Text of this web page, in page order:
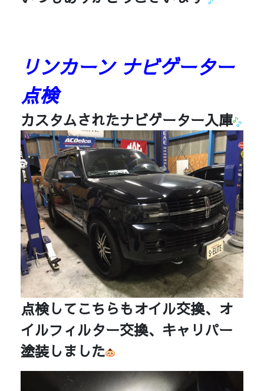
リンカーン ナビゲーター
点検
カスタムされたナビゲーター入庫
点検してこちらもオイル交換、オ
イルフィルター交換、キャリパー
塗装しました